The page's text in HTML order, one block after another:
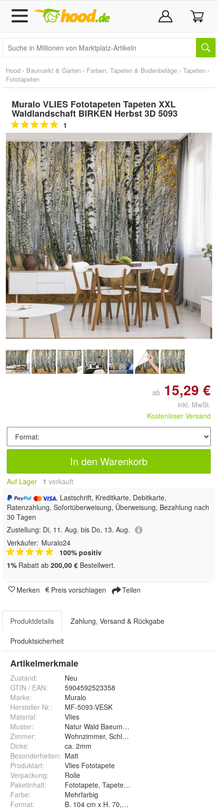
Hood › Baumarkt & Garten › Farben, Tapeten & Bodenbeläge › Tapeten ›
Fototapeten
Muralo VLIES Fototapeten Tapeten XXL
Waldlandschaft BIRKEN Herbst 3D 5093
1
ab 15,29 €
inkl. MwSt.
Kostenloser Versand
In den Warenkorb
Auf Lager 1 verkauft
, Lastschrift, Kreditkarte, Debitkarte,
Ratenzahlung, Sofortüberweisung, Überweisung, Bezahlung nach
30 Tagen
Zustellung: Di, 11. Aug. bis Do, 13. Aug.
Verkäufer: Muralo24
100% positiv
1% Rabatt ab 200,00 € Bestellwert.
Merken Preis vorschlagen Teilen
Produktdetails Zahlung, Versand & Rückgabe
Produktsicherheit
Artikelmerkmale
Zustand:
Neu
GTIN / EAN:
5904592523358
Marke:
Muralo
Hersteller Nr.:
MF-5093-VESK
Material:
Vlies
Muster:
Natur Wald Baeume Birken Staemme
Zimmer:
Wohnzimmer, Schlafzimmer, Arbeitszimmer,
Dicke:
ca. 2mm
Besonderheiten: Matt
Produktart:
Vlies Fototapete
Verpackung:
Rolle
Paketinhalt:
Fototapete, Tapetenkleister, Montageanleitung
Farbe:
Mehrfarbig
Format: B. 104 cm x H. 70,5 cm, B. 152,5 cm x H. 104